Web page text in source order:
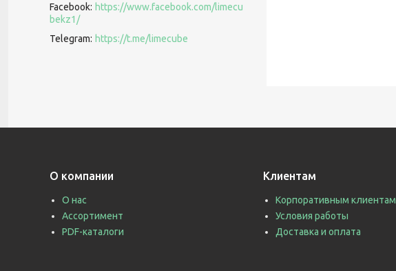
Facebook https://www.facebook.com/limecu
bekz1/
Telegram
https://t.me/limecube
О компании
О нас
Ассортимент
PDF-каталоги
Клиентам
Корпоративным клиентам
Условия работы
Доставка и оплата